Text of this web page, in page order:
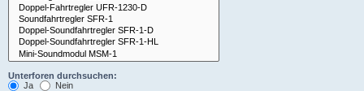
Unterforen durchsuchen:
Ja
Nein